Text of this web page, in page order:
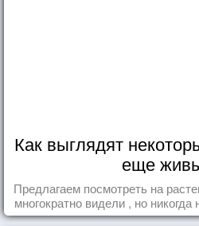
Как выглядят
еще
Предлагаем посмотреть на
многократно видели , но
употребляете